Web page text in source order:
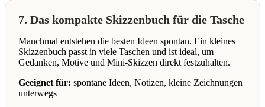
7. Das kompakte Skizzenbuch für die Tasche
Manchmal entstehen die besten Ideen spontan. Ein kleines
Skizzenbuch passt in viele Taschen und ist ideal, um
Gedanken, Motive und Mini-Skizzen direkt festzuhalten.
Geeignet für: spontane Ideen, Notizen, kleine Zeichnungen
unterwegs